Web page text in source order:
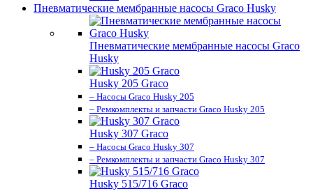
Пневматические мембранные насосы Graco Husky
Пневматические мембранные насосы Graco
Husky
Husky 205 Graco
– Насосы Graco Husky 205
– Ремкомплекты и запчасти Graco Husky 205
Husky 307 Graco
– Насосы Graco Husky 307
– Ремкомплекты и запчасти Graco Husky 307
Husky 515/716 Graco